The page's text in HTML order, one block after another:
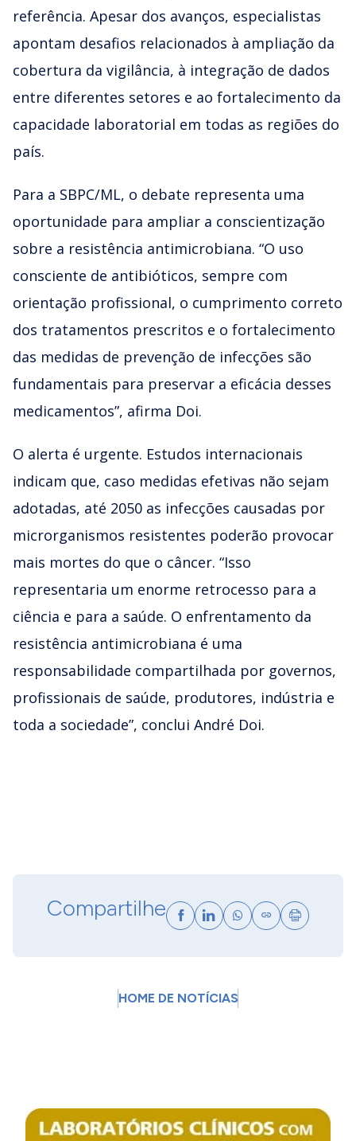
referência. Apesar dos avanços, especialistas
apontam desafios relacionados à ampliação da
cobertura da vigilância, à integração de dados
entre diferentes setores e ao fortalecimento da
capacidade laboratorial em todas as regiões do
país.
Para a SBPC/ML, o debate representa uma
oportunidade para ampliar a conscientização
sobre a resistência antimicrobiana. “O uso
consciente de antibióticos, sempre com
orientação profissional, o cumprimento correto
dos tratamentos prescritos e o fortalecimento
das medidas de prevenção de infecções são
fundamentais para preservar a eficácia desses
medicamentos”, afirma Doi.
O alerta é urgente. Estudos internacionais
indicam que, caso medidas efetivas não sejam
adotadas, até 2050 as infecções causadas por
microrganismos resistentes poderão provocar
mais mortes do que o câncer. “Isso
representaria um enorme retrocesso para a
ciência e para a saúde. O enfrentamento da
resistência antimicrobiana é uma
responsabilidade compartilhada por governos,
profissionais de saúde, produtores, indústria e
toda a sociedade”, conclui André Doi.
Compartilhe
HOME DE NOTÍCIAS